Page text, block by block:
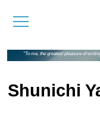
"To me, the greatest pleasure of
Shunichi